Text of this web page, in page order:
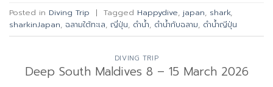
Posted in Diving Trip | Tagged Happydive, japan, shark,
sharkinJapan, ฉลามใต้ทะเล, ญี่ปุ่น, ดำน้ำ, ดำน้ำกับฉลาม, ดำน้ำญีปุ่น
DIVING TRIP
Deep South Maldives 8 – 15 March 2026